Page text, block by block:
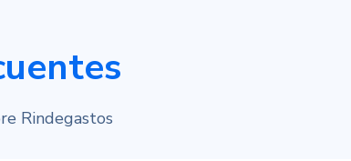
Rindegastos